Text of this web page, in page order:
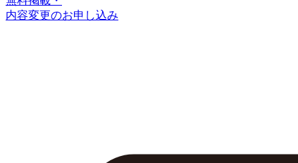
内容変更のお申し込み